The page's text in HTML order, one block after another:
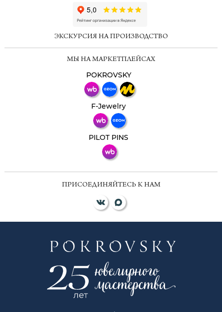
ЭКСКУРСИЯ НА ПРОИЗВОДСТВО
МЫ НА МАРКЕТПЛЕЙСАХ
POKROVSKY
F-Jewelry
PILOT PINS
ПРИСОЕДИНЯЙТЕСЬ К НАМ